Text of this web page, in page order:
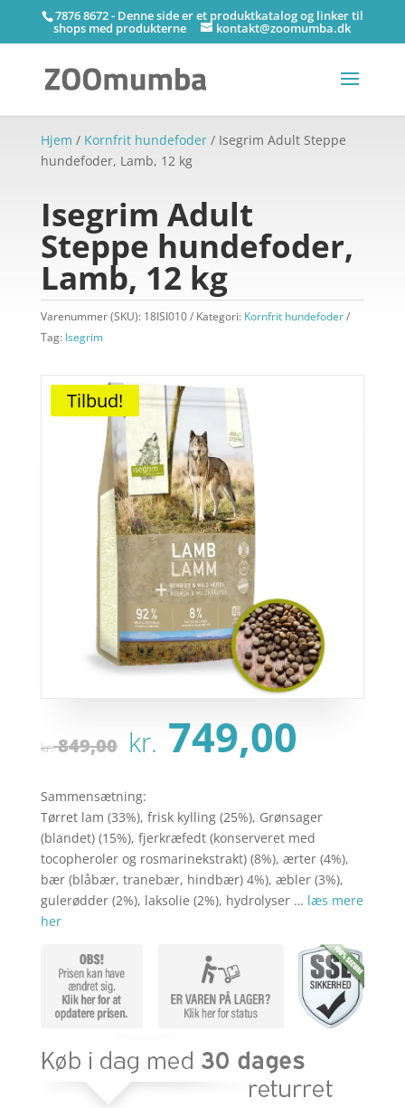
7876 8672 - Denne side er et produktkatalog og linker til
shops med produkterne kontakt@zoomumba.dk
Hjem / Kornfrit hundefoder/ Isegrim Adult Steppe
hundefoder, Lamb, 12 kg
Isegrim Adult
Steppe hundefoder,
Lamb, 12 kg
Varenummer (SKU): 18ISI010 Kategori: Kornfrit hundefoder
Tag: Isegrim
Tilbud!
kr.849,00 Den
oprindelige
var:
kr. 849,00.
kr. 749,00
kr.
Sammensætning:
Tørret lam (33%), frisk kylling (25%), Grønsager
(blandet) (15%), fjerkræfedt (konserveret med
tocopheroler og rosmarinekstrakt) (8%), ærter (4%),
bær (blåbær, tranebær, hindbær) 4%), æbler (3%),
gulerødder (2%), laksolie (2%), hydrolyser … læs mere
her